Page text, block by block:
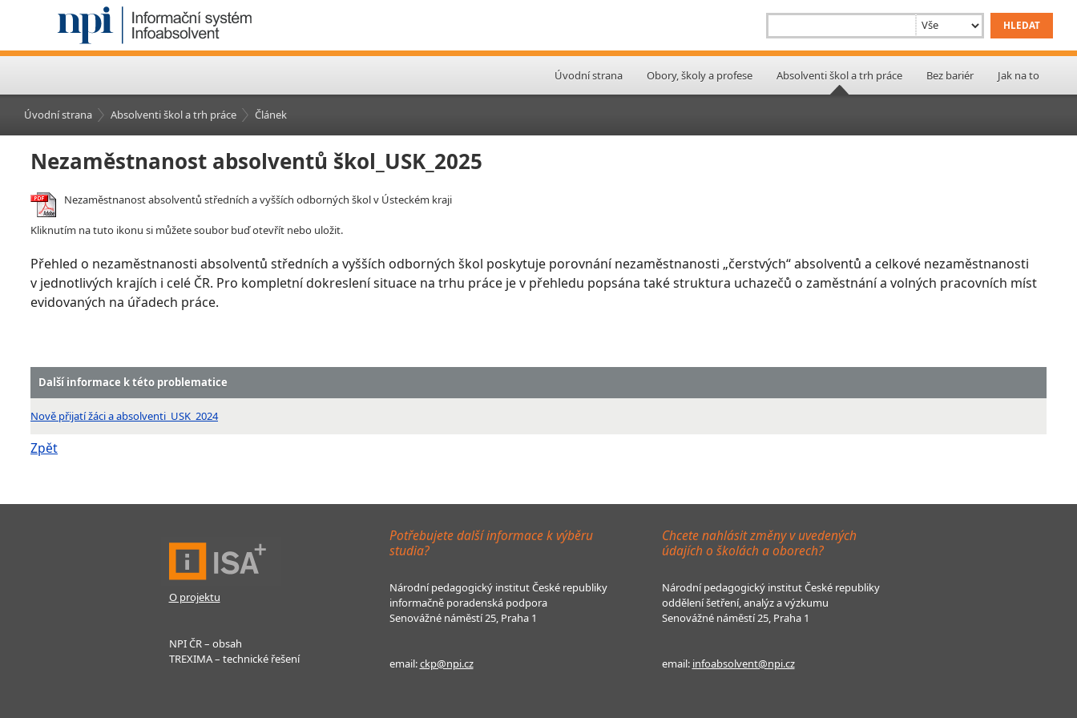
Úvodní strana Obory, školy a profese Absolventi škol a trh práce Bez bariér Jak na to
Úvodní strana Absolventi škol a trh práce Článek
Nezaměstnanost absolventů škol_USK_2025
Nezaměstnanost absolventů středních a vyšších odborných škol v Ústeckém kraji
Kliknutím na tuto ikonu si můžete soubor buď otevřít nebo uložit.
Přehled o nezaměstnanosti absolventů středních a vyšších odborných škol poskytuje porovnání nezaměstnanosti „čerstvých“ absolventů a celkové nezaměstnanosti
v jednotlivých krajích i celé ČR. Pro kompletní dokreslení situace na trhu práce je v přehledu popsána také struktura uchazečů o zaměstnání a volných pracovních míst
evidovaných na úřadech práce.
Další informace k této problematice
Nově přijatí žáci a absolventi_USK_2024
Zpět
O projektu
NPI ČR – obsah
TREXIMA – technické řešení
Potřebujete další informace k výběru
studia?
Národní pedagogický institut České republiky
informačně poradenská podpora
Senovážné náměstí 25, Praha 1
email:ckp@npi.cz
Chcete nahlásit změny v uvedených
údajích o školách a oborech?
Národní pedagogický institut České republiky
oddělení šetření, analýz a výzkumu
Senovážné náměstí 25, Praha 1
email: infoabsolvent@npi.cz